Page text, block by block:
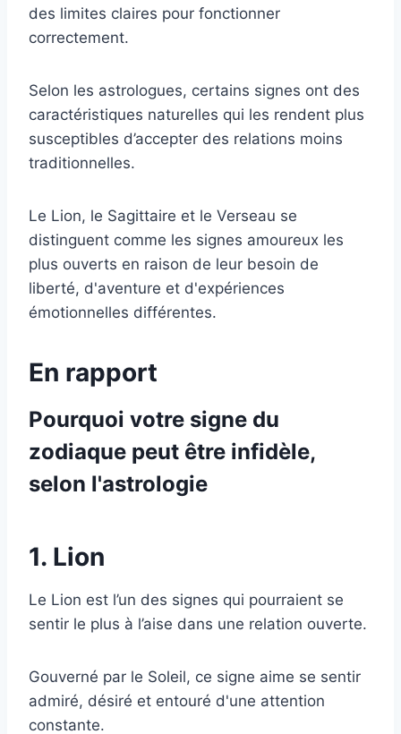
des limites claires pour fonctionner
correctement.
Selon les astrologues, certains signes ont des
caractéristiques naturelles qui les rendent plus
susceptibles d’accepter des relations moins
traditionnelles.
Le Lion, le Sagittaire et le Verseau se
distinguent comme les signes amoureux les
plus ouverts en raison de leur besoin de
liberté, d'aventure et d'expériences
émotionnelles différentes.
En rapport
Pourquoi votre signe du
zodiaque peut être infidèle,
selon l'astrologie
1. Lion
Le Lion est l’un des signes qui pourraient se
sentir le plus à l’aise dans une relation ouverte.
Gouverné par le Soleil, ce signe aime se sentir
admiré, désiré et entouré d'une attention
constante.